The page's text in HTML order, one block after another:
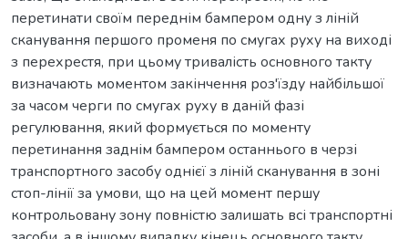
перетинати своїм переднім бампером одну з ліній
сканування першого променя по смугах руху на виході
з перехрестя, при цьому тривалість основного такту
визначають моментом закінчення роз'їзду найбільшої
за часом черги по смугах руху в даній фазі
регулювання, який формується по моменту
перетинання заднім бампером останнього в черзі
транспортного засобу однієї з ліній сканування в зоні
стоп-лінії за умови, що на цей момент першу
контрольовану зону повністю залишать всі транспортні